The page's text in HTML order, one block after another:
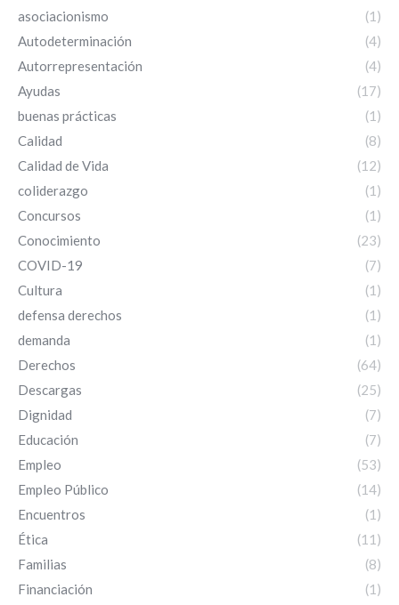
asociacionismo
(1)
Autodeterminación
(4)
Autorrepresentación
(4)
Ayudas
(17)
buenas prácticas
(1)
Calidad
(8)
Calidad de Vida
(12)
coliderazgo
(1)
Concursos
(1)
Conocimiento
(23)
COVID-19
(7)
Cultura
(1)
defensa derechos
(1)
demanda
(1)
Derechos
(64)
Descargas
(25)
Dignidad
(7)
Educación
(7)
Empleo
(53)
Empleo Público
(14)
Encuentros
(1)
Ética
(11)
Familias
(8)
Financiación
(1)